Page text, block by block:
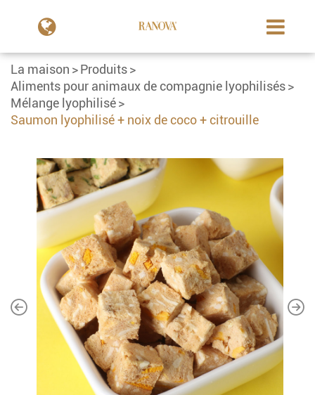
La maison
Produits
Aliments pour animaux de compagnie lyophilisés
Mélange lyophilisé
Saumon lyophilisé + noix de coco + citrouille